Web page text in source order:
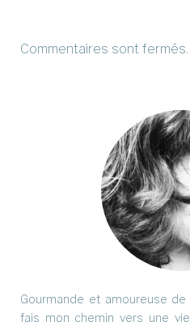
Commentaires sont fermés.
Gourmande et amoureuse
fais mon chemin vers une